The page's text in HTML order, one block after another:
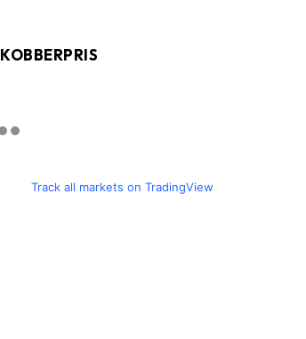
KOBBERPRIS
Track all markets on TradingView